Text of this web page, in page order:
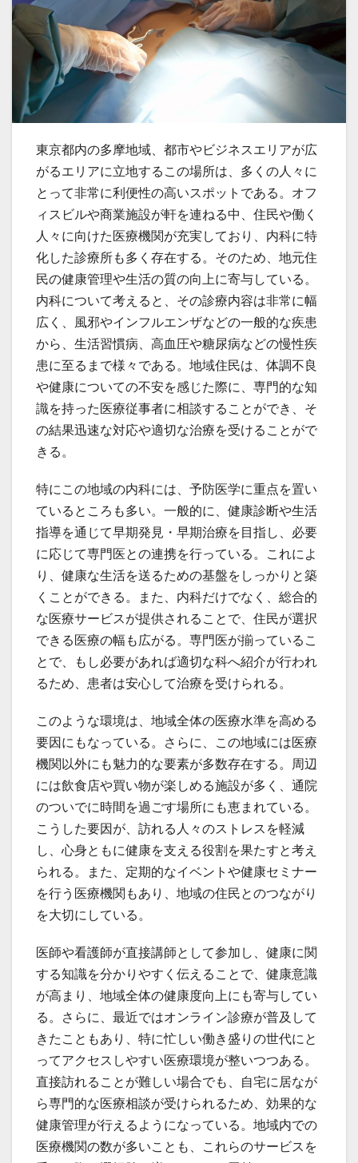
東京都内の多摩地域、都市やビジネスエリアが広
がるエリアに立地するこの場所は、多くの人々に
とって非常に利便性の高いスポットである。 オフ
ィスビルや商業施設が軒を連ねる中、住民や働く
人々に向けた医療機関が充実しており、内科に特
化した診療所も多く存在する。そのため、地元住
民の健康管理や生活の質の向上に寄与している。
内科について考えると、その診療内容は非常に幅
広く、風邪やインフルエンザなどの一般的な疾患
から、生活習慣病、高血圧や糖尿病などの慢性疾
患に至るまで様々である。地域住民は、体調不良
や健康についての不安を感じた際に、専門的な知
識を持った医療従事者に相談することができ、そ
の結果迅速な対応や適切な治療を受けることがで
きる。
特にこの地域の内科には、予防医学に重点を置い
ているところも多い。一般的に、健康診断や生活
指導を通じて早期発見・早期治療を目指し、必要
に応じて専門医との連携を行っている。これによ
り、健康な生活を送るための基盤をしっかりと築
くことができる。また、内科だけでなく、総合的
な医療サービスが提供されることで、住民が選択
できる医療の幅も広がる。専門医が揃っているこ
とで、もし必要があれば適切な科へ紹介が行われ
るため、患者は安心して治療を受けられる。
このような環境は、地域全体の医療水準を高める
要因にもなっている。さらに、この地域には医療
機関以外にも魅力的な要素が多数存在する。周辺
には飲食店や買い物が楽しめる施設が多く、通院
のついでに時間を過ごす場所にも恵まれている。
こうした要因が、訪れる人々のストレスを軽減
し、心身ともに健康を支える役割を果たすと考え
られる。また、定期的なイベントや健康セミナー
を行う医療機関もあり、地域の住民とのつながり
を大切にしている。
医師や看護師が直接講師として参加し、健康に関
する知識を分かりやすく伝えることで、健康意識
が高まり、地域全体の健康度向上にも寄与してい
る。さらに、最近ではオンライン診療が普及して
きたこともあり、特に忙しい働き盛りの世代にと
ってアクセスしやすい医療環境が整いつつある。
直接訪れることが難しい場合でも、自宅に居なが
ら専門的な医療相談が受けられるため、効果的な
健康管理が行えるようになっている。地域内での
医療機関の数が多いことも、これらのサービスを